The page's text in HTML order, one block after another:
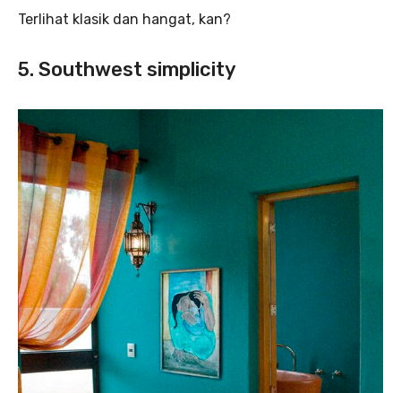
Terlihat klasik dan hangat, kan?
5. Southwest simplicity